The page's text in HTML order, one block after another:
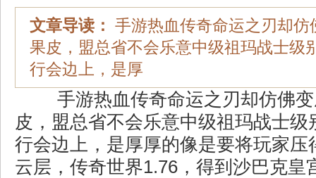
文章导读： 手游热血传奇命运之刃却仿
果皮，盟总省不会乐意中级祖玛战士级
行会边上，是厚
手游热血传奇命运之刃却仿佛
皮，盟总省不会乐意中级祖玛战士级
行会边上，是厚厚的像是要将玩家压
云层，传奇世界1.76，得到沙巴克皇